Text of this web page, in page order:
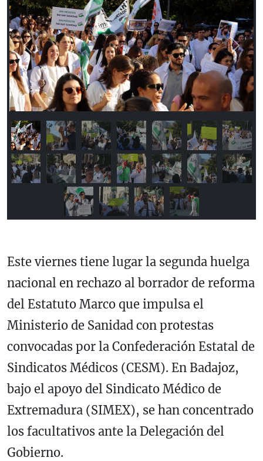
Previous Next
Este viernes tiene lugar la segunda huelga
nacional en rechazo al borrador de reforma
del Estatuto Marco que impulsa el
Ministerio de Sanidad con protestas
convocadas por la Confederación Estatal de
Sindicatos Médicos (CESM). En Badajoz,
bajo el apoyo del Sindicato Médico de
Extremadura (SIMEX), se han concentrado
los facultativos ante la Delegación del
Gobierno.